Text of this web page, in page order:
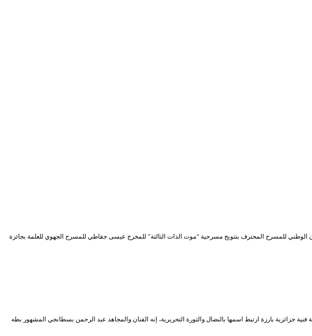
عشر من المهرجان الوطني للمسرح المحترف بتتويج مسرحية “موت الذات الثالثة” للمخرج عيسى جقاطي للمسرح الجهوي للعلمة بجائزة
الافتتاحية للطبعة الخامسة عشر للمهرجان الوطني للمسرح المحترف، اليوم الجمعة 23 ديسمبر 2022، على قامة فنية جزائرية بارزة ارتبط اسمها بالنضال والثورة التحريرية، إنه الفنان والمجاهد عبد الرحمن بسطانجي المشهور بطه